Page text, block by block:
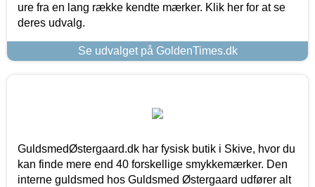
ure fra en lang række kendte mærker. Klik her for at se
deres udvalg.
Se udvalget på GoldenTimes.dk
GuldsmedØstergaard.dk har fysisk butik i Skive, hvor du
kan finde mere end 40 forskellige smykkemærker. Den
interne guldsmed hos Guldsmed Østergaard udfører alt